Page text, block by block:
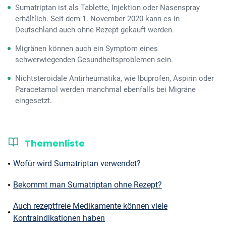
Sumatriptan ist als Tablette, Injektion oder Nasenspray
erhältlich. Seit dem 1. November 2020 kann es in
Deutschland auch ohne Rezept gekauft werden.
Migränen können auch ein Symptom eines
schwerwiegenden Gesundheitsproblemen sein.
Nichtsteroidale Antirheumatika, wie Ibuprofen, Aspirin oder
Paracetamol werden manchmal ebenfalls bei Migräne
eingesetzt.
Themenliste
Wofür wird Sumatriptan verwendet?
Bekommt man Sumatriptan ohne Rezept?
Auch rezeptfreie Medikamente können viele
Kontraindikationen haben